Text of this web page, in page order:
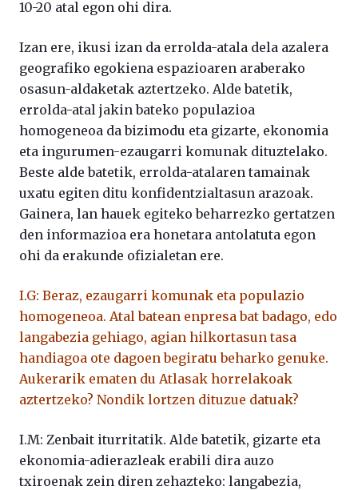
10-20 atal egon ohi dira.
Izan ere, ikusi izan da errolda-atala dela azalera
geografiko egokiena espazioaren araberako
osasun-aldaketak aztertzeko. Alde batetik,
errolda-atal jakin bateko populazioa
homogeneoa da bizimodu eta gizarte, ekonomia
eta ingurumen-ezaugarri komunak dituztelako.
Beste alde batetik, errolda-atalaren tamainak
uxatu egiten ditu konfidentzialtasun arazoak.
Gainera, lan hauek egiteko beharrezko gertatzen
den informazioa era honetara antolatuta egon
ohi da erakunde ofizialetan ere.
I.G: Beraz, ezaugarri komunak eta populazio
homogeneoa. Atal batean enpresa bat badago, edo
langabezia gehiago, agian hilkortasun tasa
handiagoa ote dagoen begiratu beharko genuke.
Aukerarik ematen du Atlasak horrelakoak
aztertzeko? Nondik lortzen dituzue datuak?
I.M: Zenbait iturritatik. Alde batetik, gizarte eta
ekonomia-adierazleak erabili dira auzo
txiroenak zein diren zehazteko: langabezia,